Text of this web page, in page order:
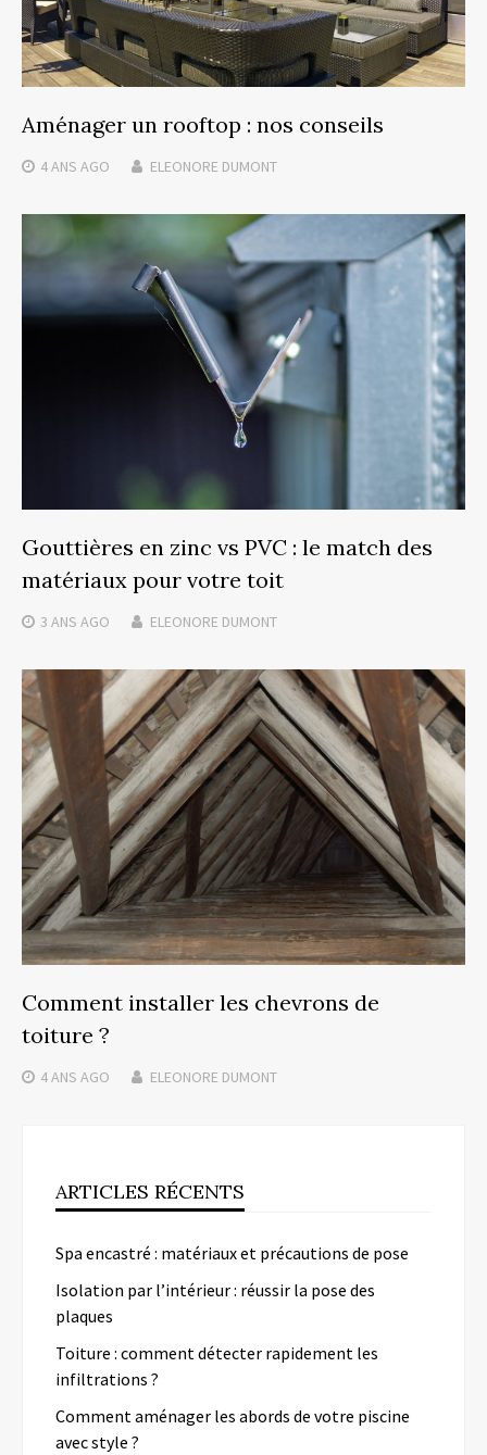
Aménager un rooftop : nos conseils
4 ANS AGO ELEONORE DUMONT
Gouttières en zinc vs PVC : le match des
matériaux pour votre toit
3 ANS AGO ELEONORE DUMONT
Comment installer les chevrons de
toiture ?
4 ANS AGO ELEONORE DUMONT
ARTICLES RÉCENTS
Spa encastré : matériaux et précautions de pose
Isolation par l’intérieur : réussir la pose des
plaques
Toiture : comment détecter rapidement les
infiltrations ?
Comment aménager les abords de votre piscine
avec style ?